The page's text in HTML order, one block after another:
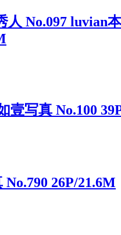
人 No.097 luvian
壹写真 No.100
No.790 26P/21.6M